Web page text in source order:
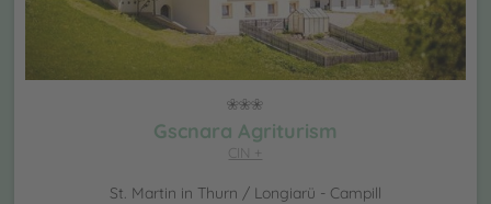
Gscnara Agriturism
CIN +
St. Martin in Thurn / Longiarü - Campill